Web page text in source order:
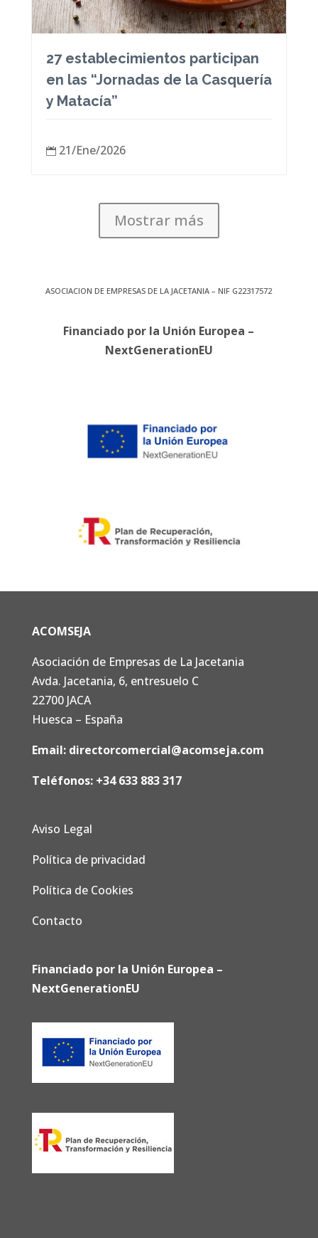
27 establecimientos participan
en las “Jornadas de la Casquería
y Matacía”
 21/Ene/2026
Mostrar más
ASOCIACION DE EMPRESAS DE LA JACETANIA – NIF G22317572
Financiado por la Unión Europea –
NextGenerationEU
ACOMSEJA
Asociación de Empresas de La Jacetania
Avda. Jacetania, 6, entresuelo C
22700 JACA
Huesca – España
Email: directorcomercial@acomseja.com
Teléfonos: +34 633 883 317
Aviso Legal
Política de privacidad
Política de Cookies
Contacto
Financiado por la Unión Europea –
NextGenerationEU